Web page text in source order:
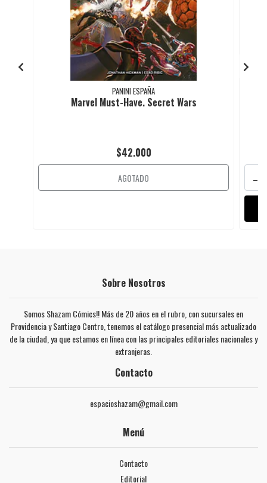
PANINI ESPAÑA
Marvel Must-Have. Secret Wars
$42.000
AGOTADO -
Sobre Nosotros
Somos Shazam Cómics!! Más de 20 años en el rubro, con sucursales en
Providencia y Santiago Centro, tenemos el catálogo presencial más actualizado
de la ciudad, ya que estamos en línea con las principales editoriales nacionales y
extranjeras.
Contacto
espacioshazam@gmail.com
Menú
Contacto
Editorial